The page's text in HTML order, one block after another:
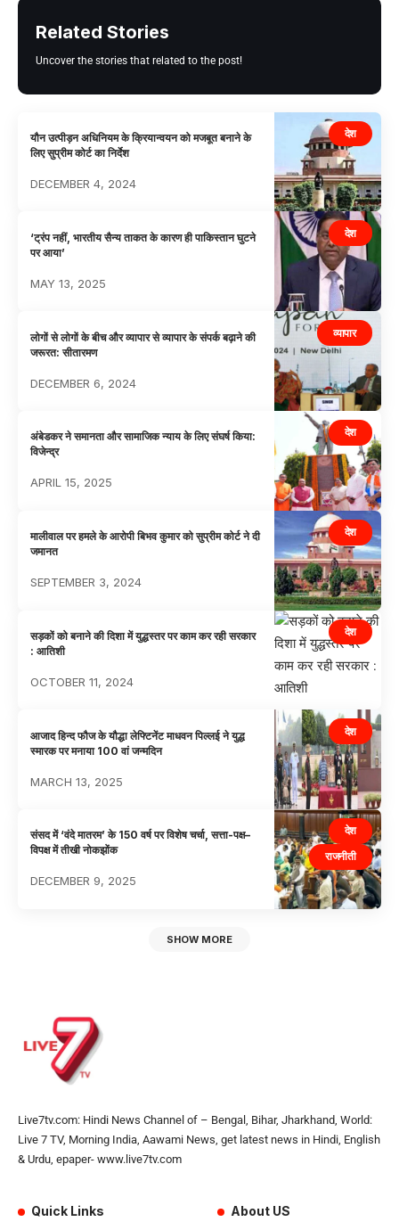
Related Stories
Uncover the stories that related to the post!
देश
यौन उत्पीड़न अधिनियम के क्रियान्वयन को मजबूत बनाने के
लिए सुप्रीम कोर्ट का निर्देश
DECEMBER 4, 2024
देश
‘ट्रंप नहीं, भारतीय सैन्य ताकत के कारण ही पाकिस्तान घुटने
पर आया’
MAY 13, 2025
व्यापार
लोगों से लोगों के बीच और व्यापार से व्यापार के संपर्क बढ़ाने की
जरूरत: सीतारमण
DECEMBER 6, 2024
देश
अंबेडकर ने समानता और सामाजिक न्याय के लिए संघर्ष किया:
विजेन्द्र
APRIL 15, 2025
देश
मालीवाल पर हमले के आरोपी बिभव कुमार को सुप्रीम कोर्ट ने दी
जमानत
SEPTEMBER 3, 2024
देश
सड़कों को बनाने की दिशा में युद्धस्तर पर काम कर रही सरकार
: आतिशी
OCTOBER 11, 2024
देश
आजाद हिन्द फौज के यौद्धा लेफ्टिनेंट माधवन पिल्लई ने युद्ध
स्मारक पर मनाया 100 वां जन्मदिन
MARCH 13, 2025
देश
राजनीती
संसद में ‘वंदे मातरम’ के 150 वर्ष पर विशेष चर्चा, सत्ता-पक्ष–
विपक्ष में तीखी नोकझोंक
DECEMBER 9, 2025
SHOW MORE
Live7tv.com: Hindi News Channel of – Bengal, Bihar, Jharkhand, World:
Live 7 TV, Morning India, Aawami News, get latest news in Hindi, English
& Urdu, epaper- www.live7tv.com
Quick Links About US